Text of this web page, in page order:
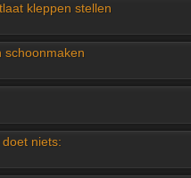
kleppen stellen
schoonmaken
niets: